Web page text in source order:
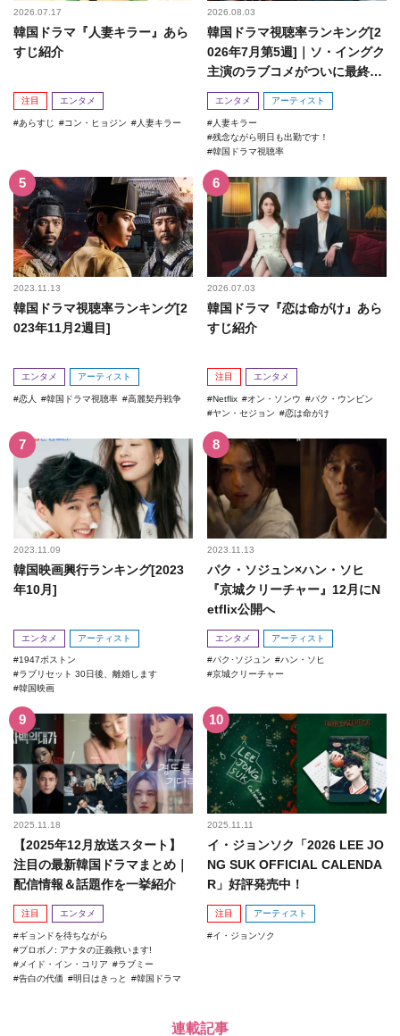
2026.07.17
韓国ドラマ『人妻キラー』あら
すじ紹介
注目 エンタメ
あらすじ コン・ヒョジン 人妻キラー
2026.08.03
韓国ドラマ視聴率ランキング[2
026年7月第5週]｜ソ・イングク
主演のラブコメがついに最終
回！
エンタメ アーティスト
人妻キラー
残念ながら明日も出勤です！
韓国ドラマ視聴率
2023.11.13
韓国ドラマ視聴率ランキング[2
023年11月2週目]
エンタメ アーティスト
恋人 韓国ドラマ視聴率 高麗契丹戦争
2026.07.03
韓国ドラマ『恋は命がけ』あら
すじ紹介
注目 エンタメ
Netflix オン・ソンウ
パク・ウンビン
ヤン・セジョン
恋は命がけ
2023.11.09
韓国映画興行ランキング[2023
年10月]
エンタメ アーティスト
1947ボストン
ラブリセット 30日後、離婚します
韓国映画
2023.11.13
パク・ソジュン×ハン・ソヒ
『京城クリーチャー』12月にN
etflix公開へ
エンタメ アーティスト
パク･ソジュン
ハン・ソヒ
京城クリーチャー
2025.11.18
【2025年12月放送スタート】
注目の最新韓国ドラマまとめ｜
配信情報＆話題作を一挙紹介
注目 エンタメ
ギョンドを待ちながら
プロボノ: アナタの正義救います!
メイド・イン・コリア
ラブミー
告白の代価
明日はきっと 韓国ドラマ
2025.11.11
イ・ジョンソク「2026 LEE JO
NG SUK OFFICIAL CALENDA
R」好評発売中！
注目 アーティスト
イ・ジョンソク
連載記事